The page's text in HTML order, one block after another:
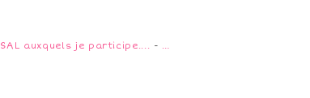
SAL auxquels je participe.... - …